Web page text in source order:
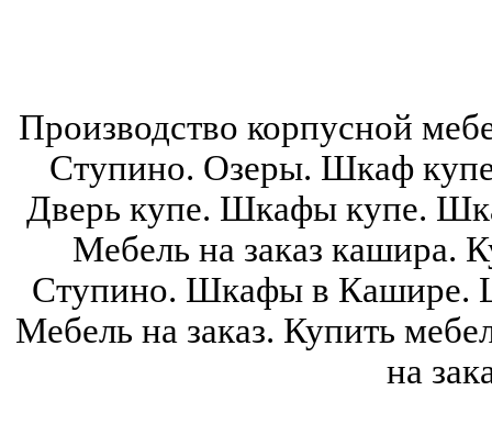
Производство корпусной
Ступино. Озеры. Шкаф
Дверь купе. Шкафы купе.
Мебель на заказ кашира.
Ступино. Шкафы в Кашире.
Мебель на заказ. Купить
на